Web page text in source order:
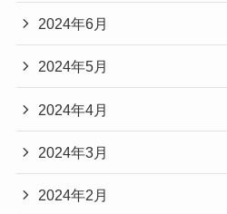
2024年6月
2024年5月
2024年4月
2024年3月
2024年2月